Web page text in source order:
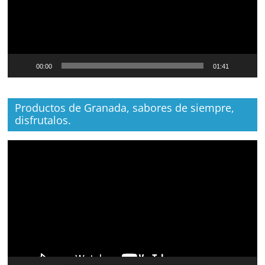
00:00 01:41
Productos de Granada, sabores de siempre,
disfrutalos.